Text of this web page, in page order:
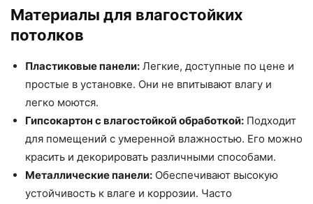
Материалы для влагостойких
потолков
Пластиковые панели: Легкие, доступные по цене и
простые в установке. Они не впитывают влагу и
легко моются.
Гипсокартон с влагостойкой обработкой: Подходит
для помещений с умеренной влажностью. Его можно
красить и декорировать различными способами.
Металлические панели: Обеспечивают высокую
устойчивость к влаге и коррозии. Часто